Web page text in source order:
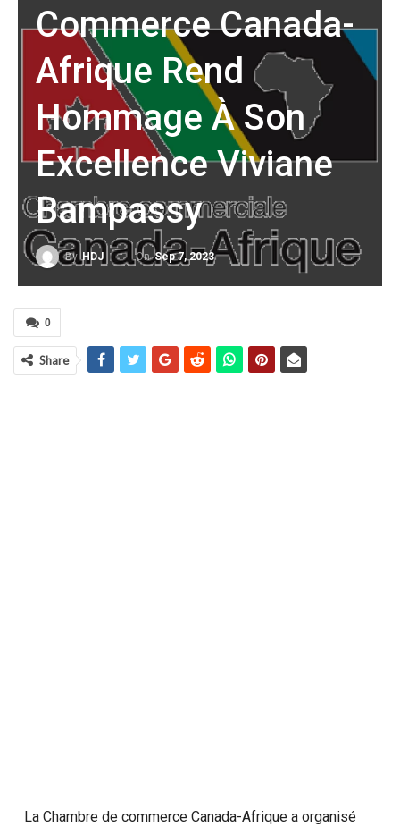
Commerce Canada-
Afrique Rend
Hommage À Son
Excellence Viviane
Bampassy
ByHDJ OnSep 7, 2023
0
Share
La Chambre de commerce Canada-Afrique a organisé